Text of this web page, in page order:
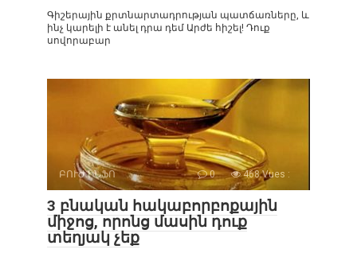
Գիշերային քրտնարտադրության պատճառները, և
ինչ կարելի է անել դրա դեմ Արժե հիշել! Դուք
սովորաբար
ԲՈՒԺ ԻՆՖՈ 0 468 Vues :
3 բնական հակաբորբոքային
միջոց, որոնց մասին դուք
տեղյակ չեք